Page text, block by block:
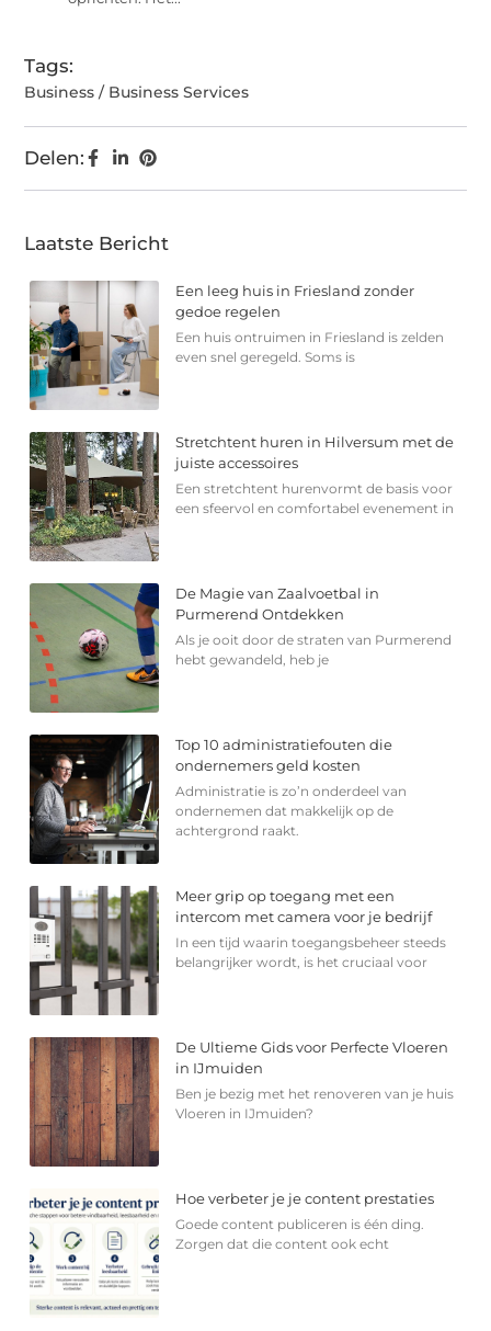
Tags:
Business / Business Services
Delen:
Laatste Bericht
Een leeg huis in Friesland zonder
gedoe regelen
Een huis ontruimen in Friesland is zelden
even snel geregeld. Soms is
Stretchtent huren in Hilversum met de
juiste accessoires
Een stretchtent hurenvormt de basis voor
een sfeervol en comfortabel evenement in
De Magie van Zaalvoetbal in
Purmerend Ontdekken
Als je ooit door de straten van Purmerend
hebt gewandeld, heb je
Top 10 administratiefouten die
ondernemers geld kosten
Administratie is zo’n onderdeel van
ondernemen dat makkelijk op de
achtergrond raakt.
Meer grip op toegang met een
intercom met camera voor je bedrijf
In een tijd waarin toegangsbeheer steeds
belangrijker wordt, is het cruciaal voor
De Ultieme Gids voor Perfecte Vloeren
in IJmuiden
Ben je bezig met het renoveren van je huis
Vloeren in IJmuiden?
Hoe verbeter je je content prestaties
Goede content publiceren is één ding.
Zorgen dat die content ook echt